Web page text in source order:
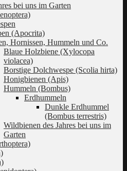
bei uns im Garten
(Apocrita)
Hornissen, Hummeln und Co.
Blaue Holzbiene (Xylocopa
violacea)
Borstige Dolchwespe (Scolia hirta)
Honigbienen (Apis)
Hummeln (Bombus)
Erdhummeln
Dunkle Erdhummel
(Bombus terrestris)
Wildbienen des Jahres bei uns im
Garten